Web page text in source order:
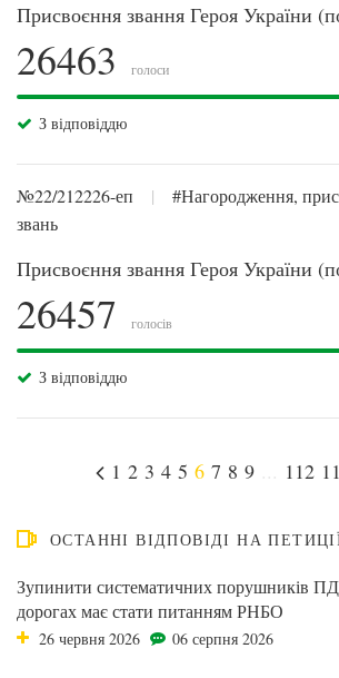
Присвоєння звання Героя України
26463 голоси
З відповіддю
№22/212226-еп |
#Нагородження,
звань
Присвоєння звання Героя України
26457 голосів
З відповіддю
1 2 3 4 5 6 7 8 9 112
ОСТАННІ ВІДПОВІДІ НА
Зупинити систематичних порушників
дорогах має стати питанням РНБО
26 червня 2026 06 серпня 2026